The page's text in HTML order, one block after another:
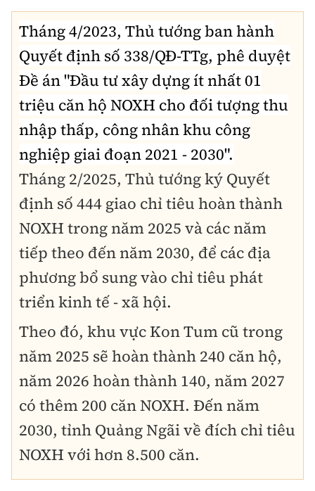
Tháng 4/2023, Thủ tướng ban hành
Quyết định số 338/QĐ-TTg, phê duyệt
Đề án "Đầu tư xây dựng ít nhất 01
triệu căn hộ NOXH cho đối tượng thu
nhập thấp, công nhân khu công
nghiệp giai đoạn 2021 - 2030".
Tháng 2/2025, Thủ tướng ký Quyết
định số 444 giao chỉ tiêu hoàn thành
NOXH trong năm 2025 và các năm
tiếp theo đến năm 2030, để các địa
phương bổ sung vào chỉ tiêu phát
triển kinh tế - xã hội.
Theo đó, khu vực Kon Tum cũ trong
năm 2025 sẽ hoàn thành 240 căn hộ,
năm 2026 hoàn thành 140, năm 2027
có thêm 200 căn NOXH. Đến năm
2030, tỉnh Quảng Ngãi về đích chỉ tiêu
NOXH với hơn 8.500 căn.